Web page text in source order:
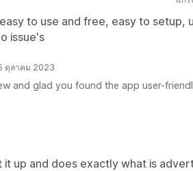
to use and free, easy to setup,
issue's
ตุลาคม 2023
and glad you found the app user-
it up and does exactly what is